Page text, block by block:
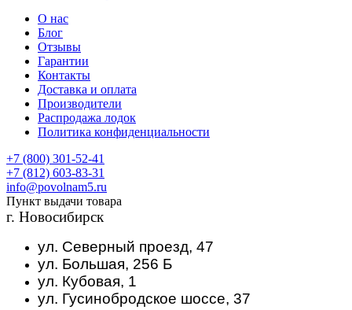
О нас
Блог
Отзывы
Гарантии
Контакты
Доставка и оплата
Производители
Распродажа лодок
Политика конфиденциальности
+7 (800) 301-52-41
+7 (812) 603-83-31
info@povolnam5.ru
Пункт выдачи товара
г. Новосибирск
ул. Северный проезд, 47
ул. Большая, 256 Б
ул. Кубовая, 1
ул. Гусинобродское шоссе, 37